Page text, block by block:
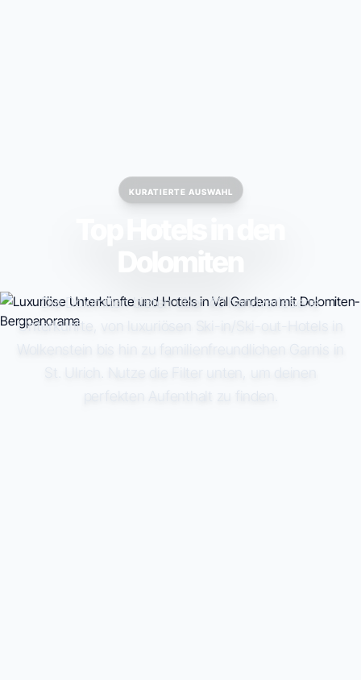
KURATIERTE AUSWAHL
Die Dolomiten bieten über 40 handverlesene
Unterkünfte, von luxuriösen Ski-in/Ski-out-Hotels in